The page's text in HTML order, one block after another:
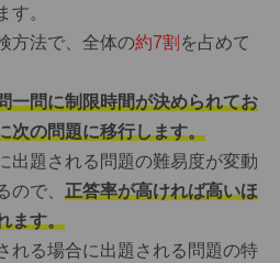
す。
方法で、 全体の約7割 を占めて
一問に制限時間が決められてお
次の問題に移行します。
出題される問題の難易度が変動
ので、 正答率が高ければ高いほ
ます。
れる場合に出題される問題の特